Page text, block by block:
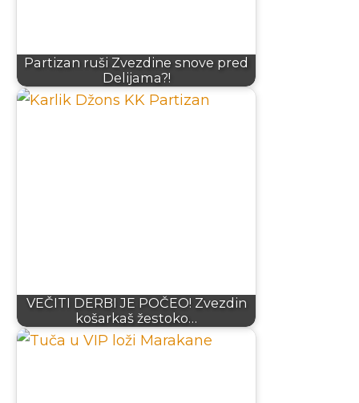
Partizan ruši Zvezdine snove pred
Delijama?!
VEČITI DERBI JE POČEO! Zvezdin
košarkaš žestoko…